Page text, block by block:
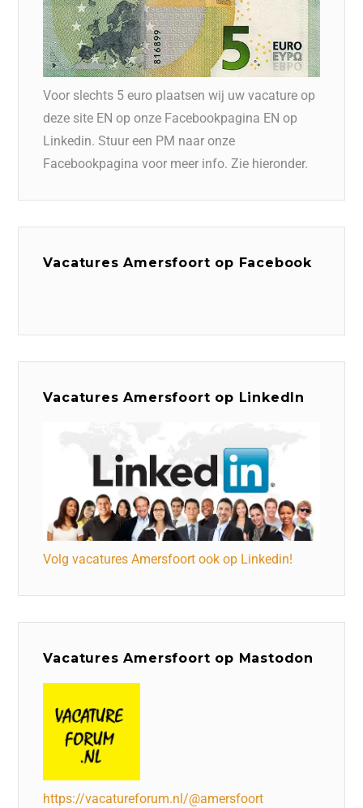
Voor slechts 5 euro plaatsen wij uw vacature op
deze site EN op onze Facebookpagina EN op
Linkedin. Stuur een PM naar onze
Facebookpagina voor meer info. Zie hieronder.
Vacatures Amersfoort op Facebook
Vacatures Amersfoort op LinkedIn
Volg vacatures Amersfoort ook op Linkedin!
Vacatures Amersfoort op Mastodon
https://vacatureforum.nl/@amersfoort